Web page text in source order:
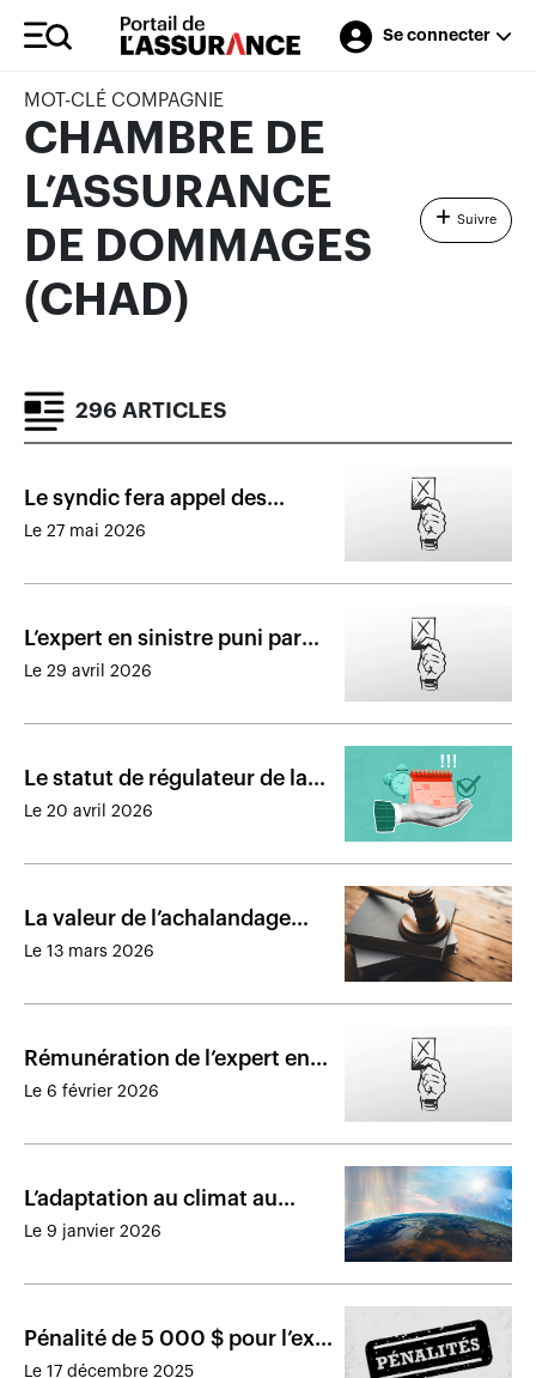
Se connecter
MOT-CLÉ COMPAGNIE
CHAMBRE DE
L’ASSURANCE
DE DOMMAGES
(CHAD)
Suivre
296 ARTICLES
Le syndic fera appel des
décisions disciplinaires sur la
Le 27 mai 2026
L’expert en sinistre puni par
une réprimande pour sa tenue
Le 29 avril 2026
Le statut de régulateur de la
Chambre de l’assurance prend
Le 20 avril 2026
La valeur de l’achalandage
vendu est réduite par le
Le 13 mars 2026
Rémunération de l’expert en
sinistre : le comité de
Le 6 février 2026
L’adaptation au climat au
cœur des préoccupations en
Le 9 janvier 2026
Pénalité de 5 000 $ pour l’ex-
dirigeant principal d’un
Le 17 décembre 2025